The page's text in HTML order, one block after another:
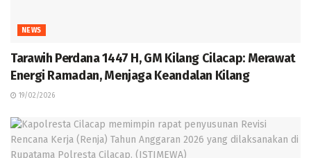
NEWS
Tarawih Perdana 1447 H, GM Kilang Cilacap: Merawat
Energi Ramadan, Menjaga Keandalan Kilang
19/02/2026